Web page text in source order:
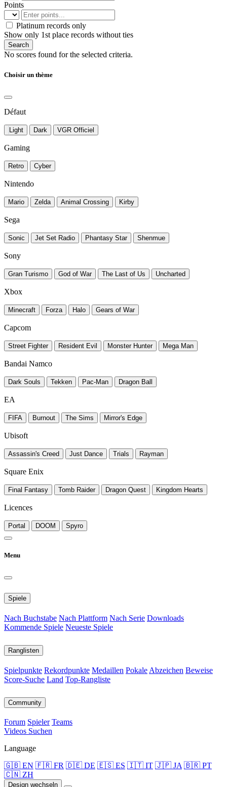
Points
Platinum records only
Show only 1st place records without ties
Search
No scores found for the selected criteria.
Choisir un thème
Défaut
Light Dark VGR Officiel
Gaming
Retro Cyber
Nintendo
Mario Zelda Animal Crossing Kirby
Sega
Sonic Jet Set Radio Phantasy Star Shenmue
Sony
Gran Turismo God of War The Last of Us Uncharted
Xbox
Minecraft Forza Halo Gears of War
Capcom
Street Fighter Resident Evil Monster Hunter Mega Man
Bandai Namco
Dark Souls Tekken Pac-Man Dragon Ball
EA
FIFA Burnout The Sims Mirror's Edge
Ubisoft
Assassin's Creed Just Dance Trials Rayman
Square Enix
Final Fantasy Tomb Raider Dragon Quest Kingdom Hearts
Licences
Portal DOOM Spyro
Menu
Spiele
Nach Buchstabe Nach Plattform Nach Serie Downloads
Kommende Spiele Neueste Spiele
Ranglisten
Spielpunkte Rekordpunkte Medaillen Pokale Abzeichen Beweise
Score-Suche Land Top-Rangliste
Community
Forum Spieler Teams
Videos Suchen
Language
🇬🇧 EN 🇫🇷 FR 🇩🇪 DE 🇪🇸 ES 🇮🇹 IT 🇯🇵 JA 🇧🇷 PT
🇨🇳 ZH
Design wechseln